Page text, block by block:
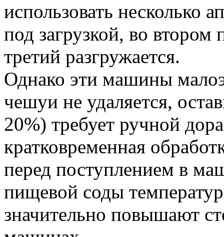
использовать несколько
под загрузкой, во
третий разгружается.
Однако эти машины
чешуи не удаляется,
20%) требует ручной
кратковременная
перед поступлением в
пищевой соды
значительно повышают